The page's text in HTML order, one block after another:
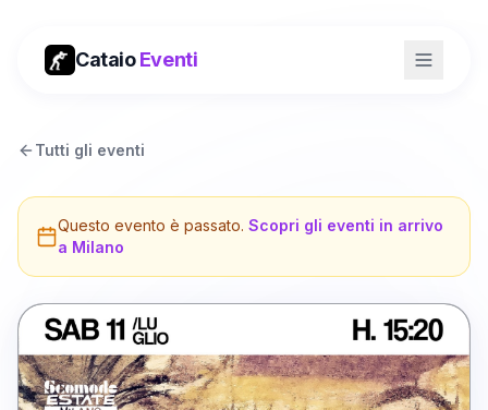
CataioEventi
Tutti gli eventi
Questo evento è passato. Scopri gli eventi in arrivo
a Milano